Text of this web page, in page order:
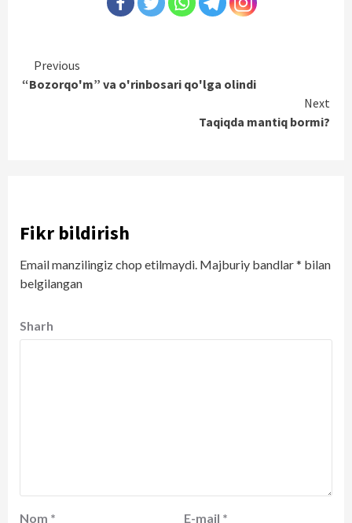
Continue
Reading
Previous
“Bozorqo'm” va o'rinbosari qo'lga olindi
Next
Taqiqda mantiq bormi?
Fikr bildirish
Email manzilingiz chop etilmaydi. Majburiy bandlar* bilan
belgilangan
Sharh
Nom * E-mail *